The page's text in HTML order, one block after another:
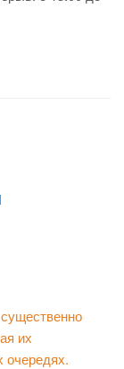
их
очередях.